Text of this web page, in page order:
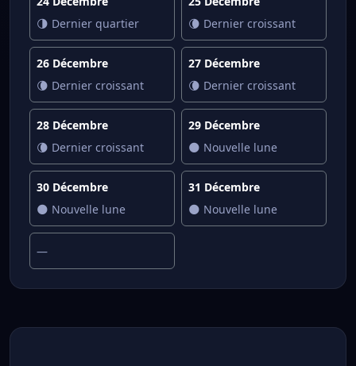
🌗 Dernier quartier
🌘 Dernier croissant
26 Décembre
🌘 Dernier croissant
27 Décembre
🌘 Dernier croissant
28 Décembre
🌘 Dernier croissant
29 Décembre
🌑 Nouvelle lune
30 Décembre
🌑 Nouvelle lune
31 Décembre
🌑 Nouvelle lune
—